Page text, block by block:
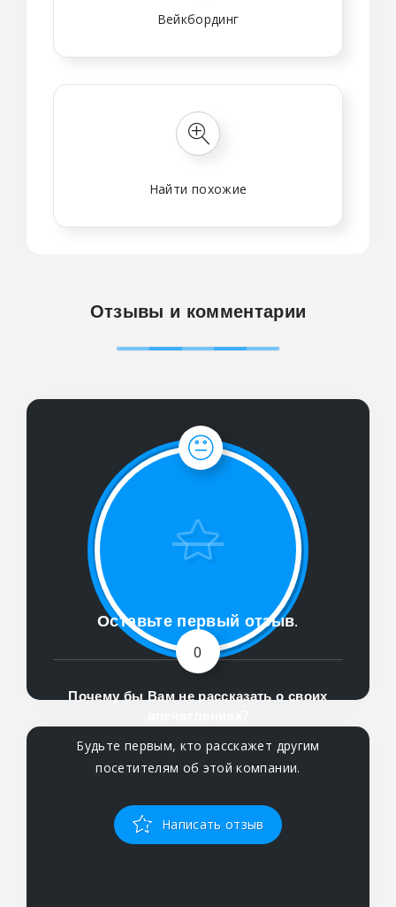
Вейкбординг
Найти похожие
Отзывы и комментарии
0
Оставьте первый отзыв.
Почему бы Вам не рассказать о своих
Будьте первым, кто расскажет другим
посетителям об этой компании.
Написать отзыв